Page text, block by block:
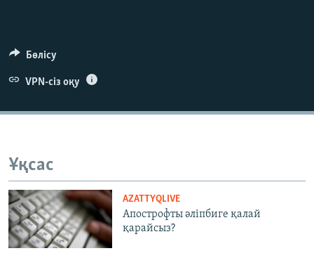
Бөлісу
VPN-сіз оқу
Ұқсас
AZATTYQLIVE
Апострофты әліпбиге қалай
қарайсыз?